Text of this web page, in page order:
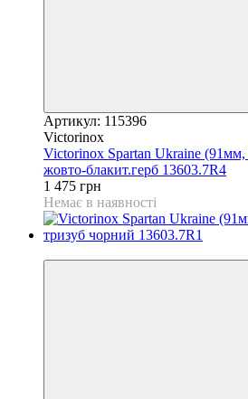
Артикул: 115396
Victorinox
Victorinox Spartan Ukraine
жовто-блакит.герб 13603.7R4
1 475 грн
Немає в наявності